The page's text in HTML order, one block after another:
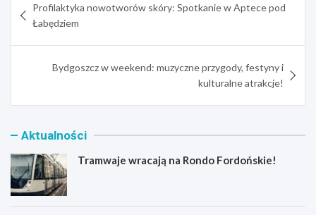
wpisu
Profilaktyka nowotworów skóry: Spotkanie w Aptece pod
Łabędziem
Bydgoszcz w weekend: muzyczne przygody, festyny i
kulturalne atrakcje!
Aktualności
Tramwaje wracają na Rondo Fordońskie!